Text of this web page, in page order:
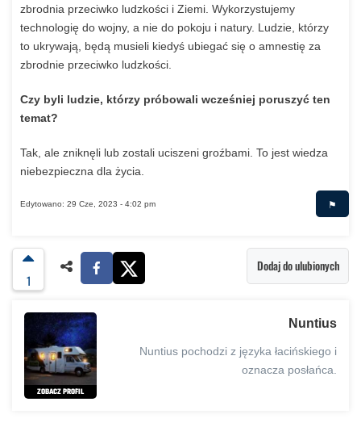
zbrodnia przeciwko ludzkości i Ziemi. Wykorzystujemy
technologię do wojny, a nie do pokoju i natury. Ludzie, którzy
to ukrywają, będą musieli kiedyś ubiegać się o amnestię za
zbrodnie przeciwko ludzkości.
Czy byli ludzie, którzy próbowali wcześniej poruszyć ten
temat?
Tak, ale zniknęli lub zostali uciszeni groźbami. To jest wiedza
niebezpieczna dla życia.
Edytowano: 29 Cze, 2023 - 4:02 pm ⚑
1
Dodaj do ulubionych
ZOBACZ PROFIL
Nuntius
Nuntius pochodzi z języka łacińskiego i
oznacza posłańca.